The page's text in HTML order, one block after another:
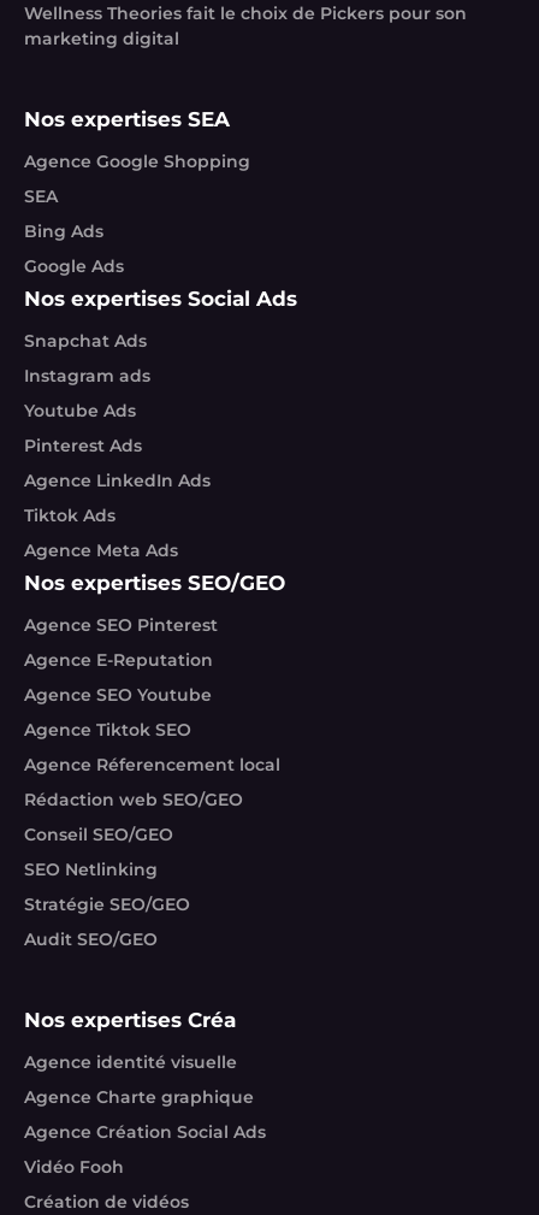
Wellness Theories fait le choix de Pickers pour son
marketing digital
Nos expertises SEA
Agence Google Shopping
SEA
Bing Ads
Google Ads
Nos expertises Social Ads
Snapchat Ads
Instagram ads
Youtube Ads
Pinterest Ads
Agence LinkedIn Ads
Tiktok Ads
Agence Meta Ads
Nos expertises SEO/GEO
Agence SEO Pinterest
Agence E-Reputation
Agence SEO Youtube
Agence Tiktok SEO
Agence Réferencement local
Rédaction web SEO/GEO
Conseil SEO/GEO
SEO Netlinking
Stratégie SEO/GEO
Audit SEO/GEO
Nos expertises Créa
Agence identité visuelle
Agence Charte graphique
Agence Création Social Ads
Vidéo Fooh
Création de vidéos